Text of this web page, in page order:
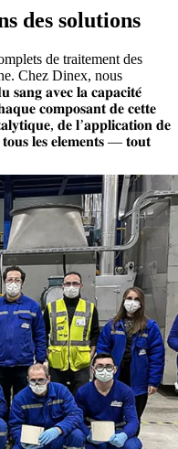
des solutions
de traitement des
Chez Dinex, nous
𝐬𝐚𝐧𝐠 𝐚𝐯𝐞𝐜 𝐥𝐚 𝐜𝐚𝐩𝐚𝐜𝐢𝐭𝐞́
𝐜𝐨𝐦𝐩𝐨𝐬𝐚𝐧𝐭 𝐝𝐞 𝐜𝐞𝐭𝐭𝐞
𝐝𝐞 𝐥’𝐚𝐩𝐩𝐥𝐢𝐜𝐚𝐭𝐢𝐨𝐧 𝐝𝐞
𝐭𝐨𝐮𝐬 𝐥𝐞𝐬 𝐞𝐥𝐞𝐦𝐞𝐧𝐭𝐬 — 𝐭𝐨𝐮𝐭